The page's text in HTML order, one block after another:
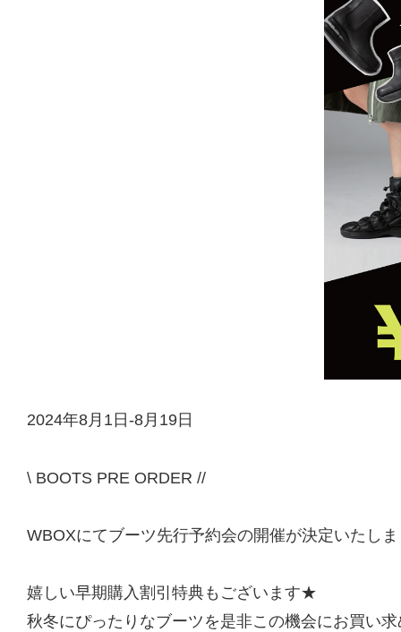
2024年8月1日-8月19日
\ BOOTS PRE ORDER //
WBOXにてブーツ先行予約会の開催が決定いたし
嬉しい早期購入割引特典もございます★
秋冬にぴったりなブーツを是非この機会にお買い求